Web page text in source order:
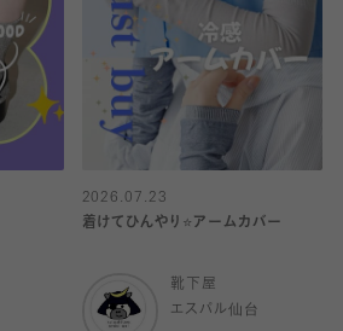
2026.07.23
着けてひんやり⭐️アームカバー
靴下屋
エスパル仙台